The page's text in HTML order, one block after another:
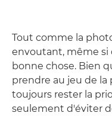
Tout comme la
envoutant, même si
bonne chose. Bien
prendre au jeu de
toujours rester la
seulement d'éviter